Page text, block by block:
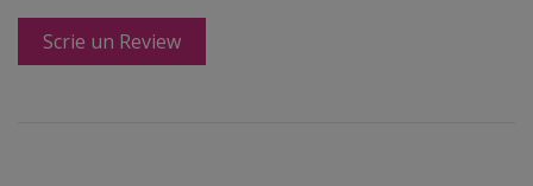
Scrie un Review